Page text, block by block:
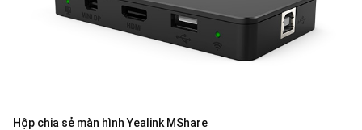
Hộp chia sẻ màn hình Yealink MShare